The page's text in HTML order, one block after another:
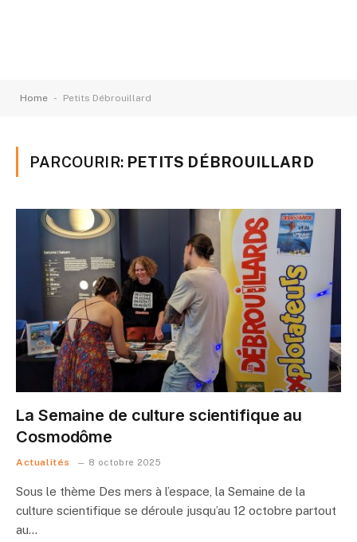
Home - Petits Débrouillard
PARCOURIR: PETITS DÉBROUILLARD
La Semaine de culture scientifique au
Cosmodôme
Actualités 8 octobre 2025
Sous le thème Des mers à l’espace, la Semaine de la
culture scientifique se déroule jusqu’au 12 octobre partout
au…